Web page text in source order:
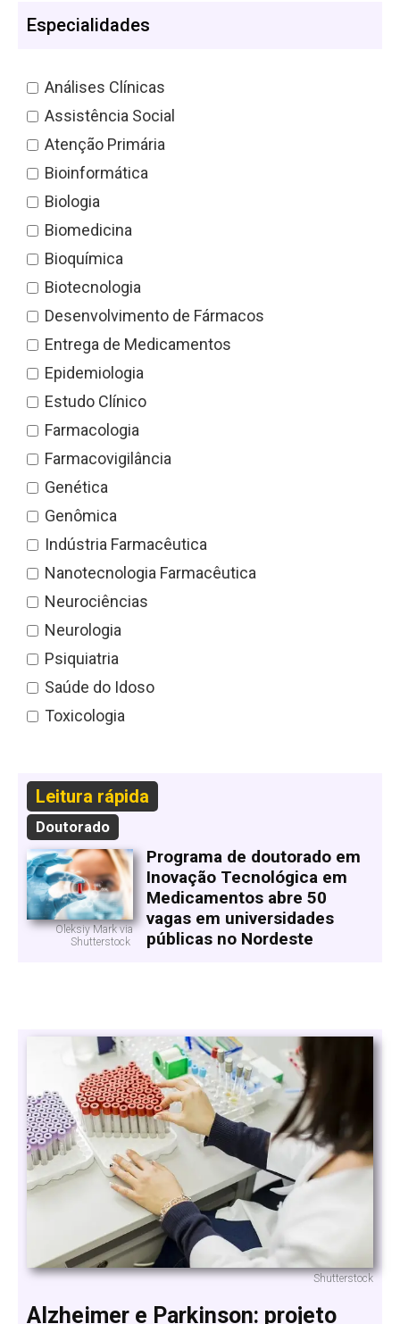
Especialidades
Análises Clínicas
Assistência Social
Atenção Primária
Bioinformática
Biologia
Biomedicina
Bioquímica
Biotecnologia
Desenvolvimento de Fármacos
Entrega de Medicamentos
Epidemiologia
Estudo Clínico
Farmacologia
Farmacovigilância
Genética
Genômica
Indústria Farmacêutica
Nanotecnologia Farmacêutica
Neurociências
Neurologia
Psiquiatria
Saúde do Idoso
Toxicologia
Leitura rápida
Doutorado
Oleksiy Mark via
Shutterstock
Programa de doutorado em
Inovação Tecnológica em
Medicamentos abre 50
vagas em universidades
públicas no Nordeste
Shutterstock
Alzheimer e Parkinson: projeto